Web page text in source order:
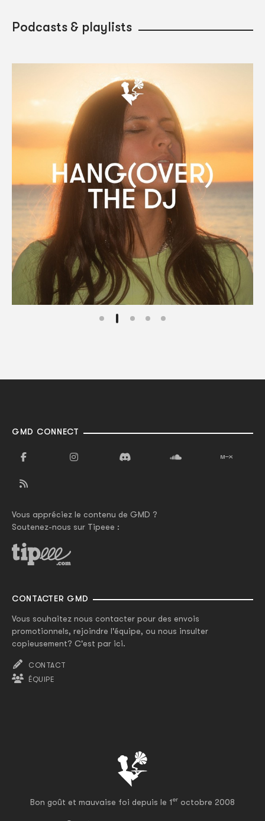
Podcasts & playlists
Bon goût et mauvaise foi depuis le 1er octobre 2008
GMD CONNECT
Vous appréciez le contenu de GMD ?
Soutenez-nous sur Tipeee :
CONTACTER GMD
Vous souhaitez nous contacter pour des envois
promotionnels, rejoindre l'équipe, ou nous insulter
copieusement? C'est par ici.
CONTACT
ÉQUIPE